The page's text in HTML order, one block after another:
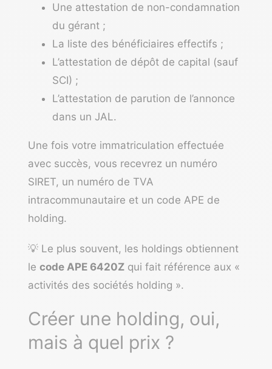
Une attestation de non-condamnation
du gérant ;
La liste des bénéficiaires effectifs ;
L’attestation de dépôt de capital (sauf
SCI) ;
L’attestation de parution de l’annonce
dans un JAL.
Une fois votre immatriculation effectuée
avec succès, vous recevrez un numéro
SIRET, un numéro de TVA
intracommunautaire et un code APE de
holding.
💡 Le plus souvent, les holdings obtiennent
le code APE 6420Z qui fait référence aux «
activités des sociétés holding ».
Créer une holding, oui,
mais à quel prix ?